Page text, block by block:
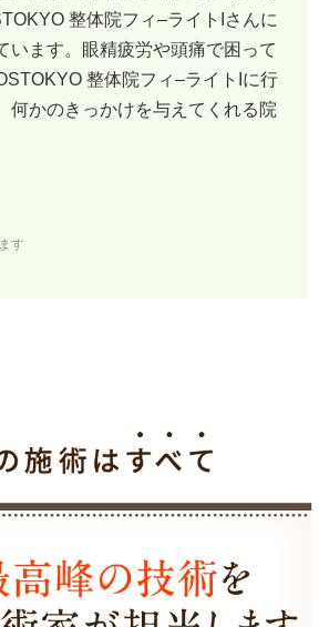
整体院フィ–ライトIさんに
います。眼精疲労や頭痛で困って
整体院フィ–ライトIに行
何かのきっかけを与えてくれる院
す